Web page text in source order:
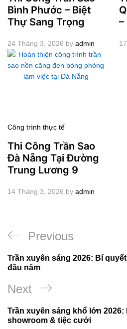
Bình Phước – Biệt
Thự Sang Trọng
24 Tháng 3, 2026 by admin
–
Công trình thực tế
Thi Công Trần Sao
Đà Nẵng Tại Đường
Trung Lương 9
14 Tháng 3, 2026 by admin
Điều
hướng
bài
viết
Previous
Post
Previous
Trần xuyên sáng 2026: Bí
đầu năm
Next
Post
Next
Trần xuyên sáng khổ lớn 2026:
showroom & tiệc cưới